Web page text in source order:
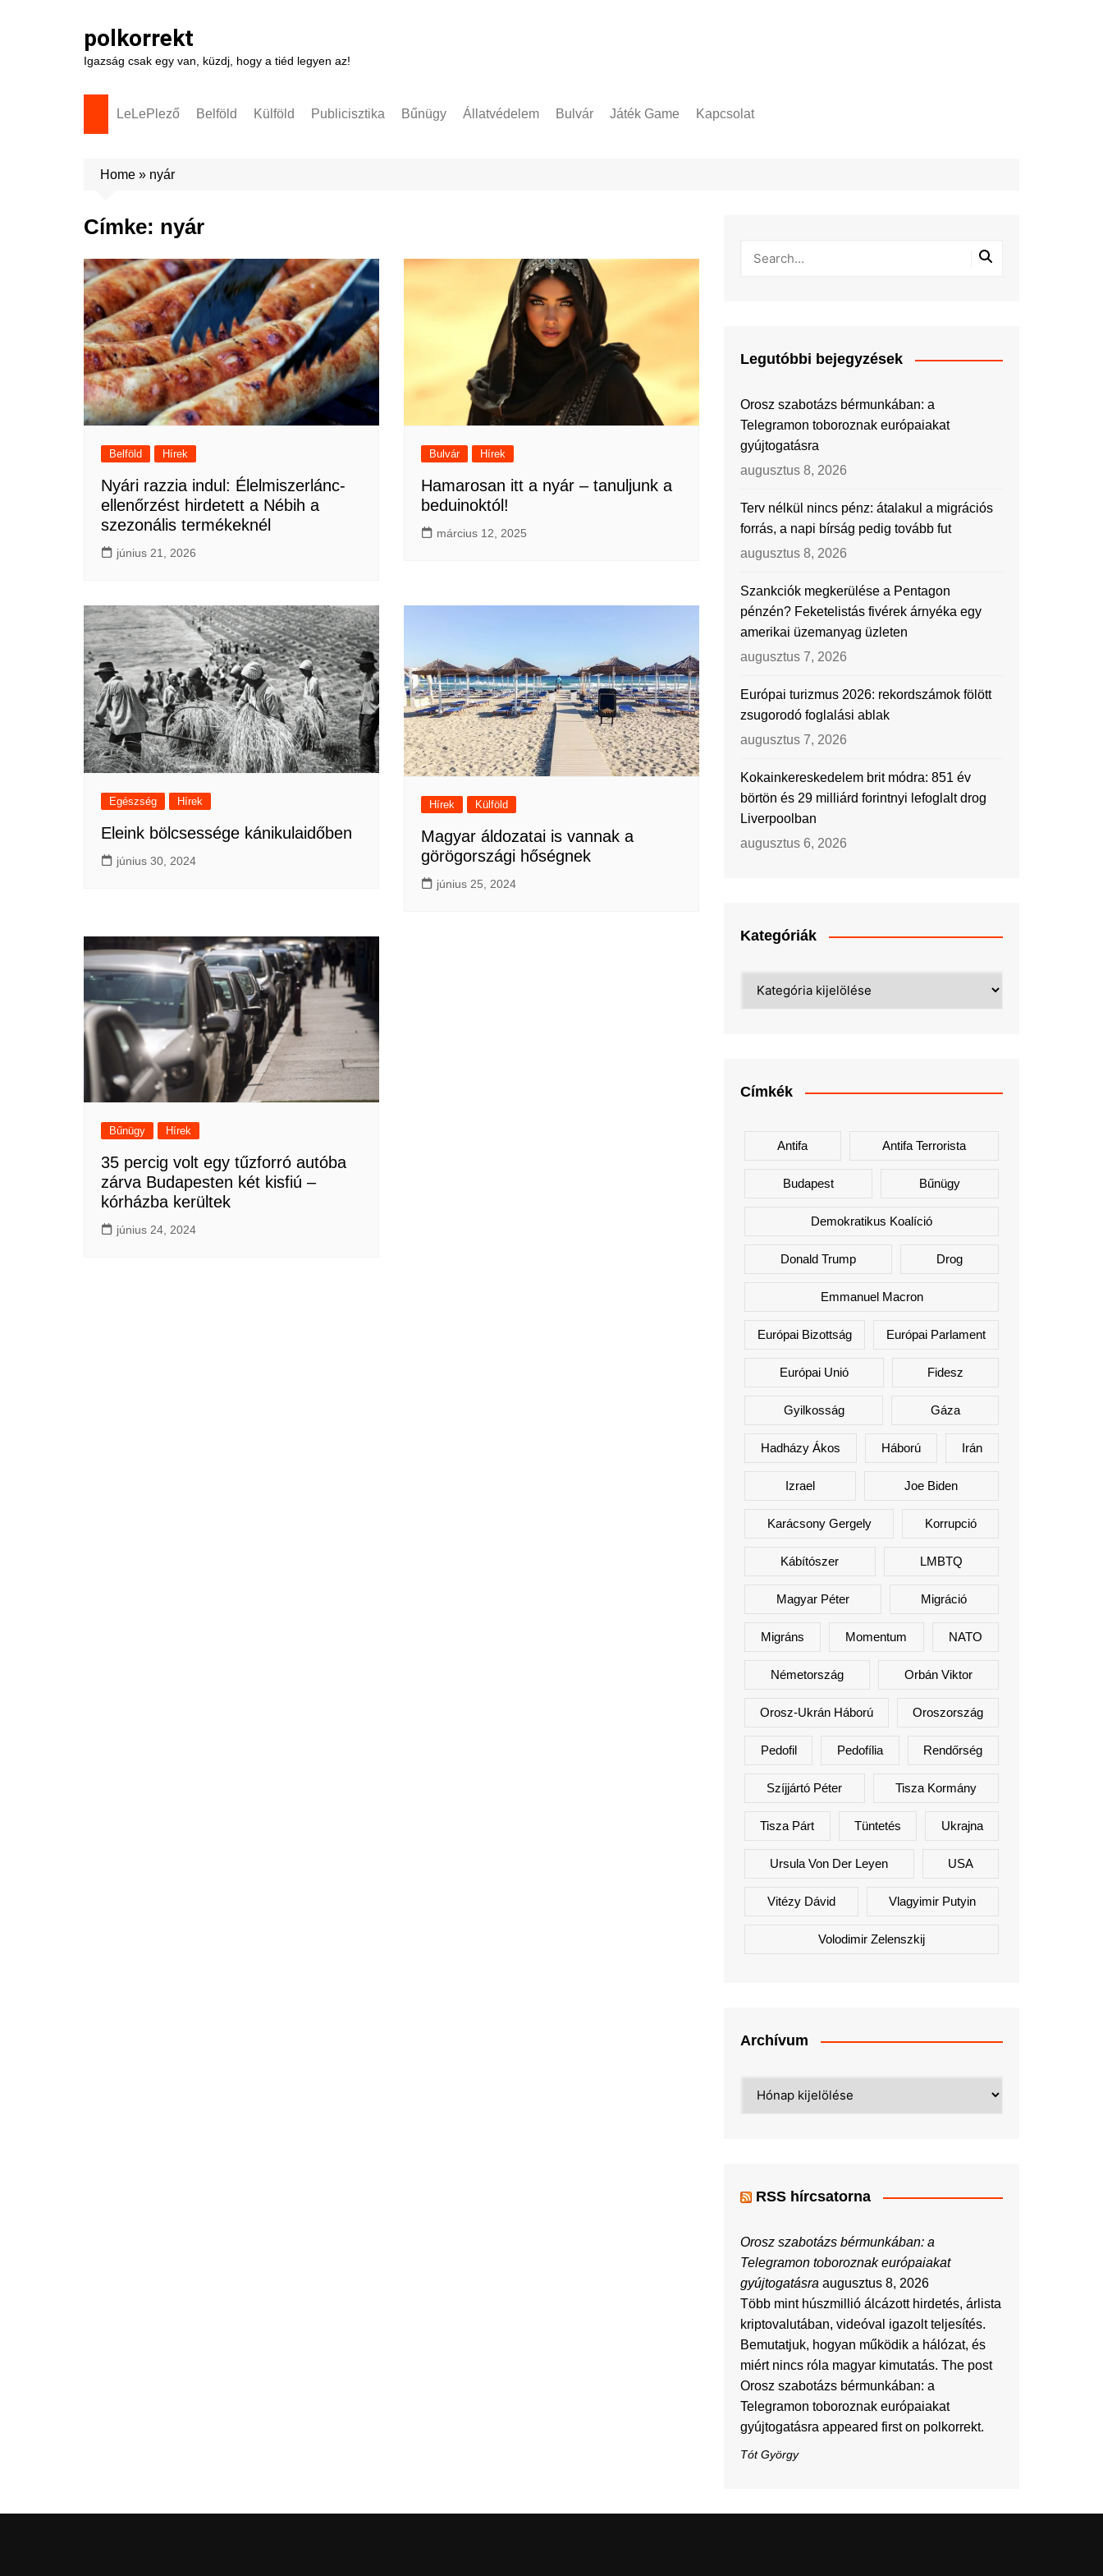
polkorrekt
Igazság csak egy van, küzdj, hogy a tiéd legyen az!
LeLePlező Belföld Külföld Publicisztika Bűnügy Állatvédelem Bulvár Játék Game Kapcsolat
Home » nyár
Címke: nyár
Belföld Hírek
Nyári razzia indul: Élelmiszerlánc-
ellenőrzést hirdetett a Nébih a
szezonális termékeknél
június 21, 2026
Bulvár Hírek
Hamarosan itt a nyár – tanuljunk a
beduinoktól!
március 12, 2025
Egészség Hírek
Eleink bölcsessége kánikulaidőben
június 30, 2024
Hírek Külföld
Magyar áldozatai is vannak a
görögországi hőségnek
június 25, 2024
Bűnügy Hírek
35 percig volt egy tűzforró autóba
zárva Budapesten két kisfiú –
kórházba kerültek
június 24, 2024
Legutóbbi bejegyzések
Orosz szabotázs bérmunkában: a
Telegramon toboroznak európaiakat
gyújtogatásra
augusztus 8, 2026
Terv nélkül nincs pénz: átalakul a migrációs
forrás, a napi bírság pedig tovább fut
augusztus 8, 2026
Szankciók megkerülése a Pentagon
pénzén? Feketelistás fivérek árnyéka egy
amerikai üzemanyag üzleten
augusztus 7, 2026
Európai turizmus 2026: rekordszámok fölött
zsugorodó foglalási ablak
augusztus 7, 2026
Kokainkereskedelem brit módra: 851 év
börtön és 29 milliárd forintnyi lefoglalt drog
Liverpoolban
augusztus 6, 2026
Kategóriák
Címkék
Antifa Antifa Terrorista
Budapest Bűnügy
Demokratikus Koalíció
Donald Trump Drog
Emmanuel Macron
Európai Bizottság Európai Parlament
Európai Unió Fidesz
Gyilkosság Gáza
Hadházy Ákos Háború Irán
Izrael Joe Biden
Karácsony Gergely Korrupció
Kábítószer LMBTQ
Magyar Péter Migráció
Migráns Momentum NATO
Németország Orbán Viktor
Orosz-Ukrán Háború Oroszország
Pedofil Pedofília Rendőrség
Szíjjártó Péter Tisza Kormány
Tisza Párt Tüntetés Ukrajna
Ursula Von Der Leyen USA
Vitézy Dávid Vlagyimir Putyin
Volodimir Zelenszkij
Archívum
RSS hírcsatorna
Orosz szabotázs bérmunkában: a
Telegramon toboroznak európaiakat
gyújtogatásra augusztus 8, 2026
Több mint húszmillió álcázott hirdetés, árlista
kriptovalutában, videóval igazolt teljesítés.
Bemutatjuk, hogyan működik a hálózat, és
miért nincs róla magyar kimutatás. The post
Orosz szabotázs bérmunkában: a
Telegramon toboroznak európaiakat
gyújtogatásra appeared first on polkorrekt.
Tót György